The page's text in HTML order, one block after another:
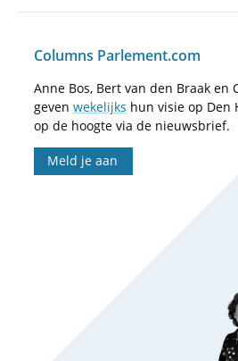
Columns Parlement.com
Anne Bos, Bert van den Braak en
geven wekelijks hun visie op Den
op de hoogte via de nieuwsbrief.
Meld je aan